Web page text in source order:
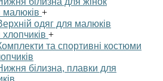
+
одяг для малюків
+
та спортивні костюми
білизна, плавки для